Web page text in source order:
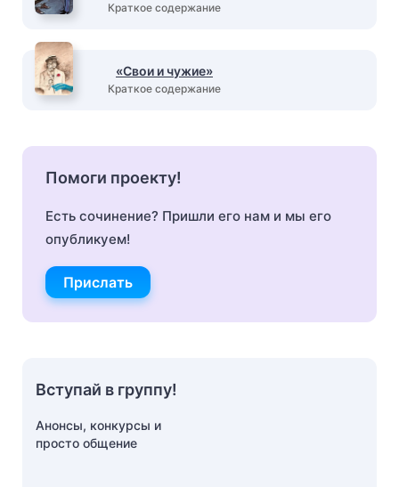
Краткое содержание
«Свои и чужие»
Краткое содержание
Помоги проекту!
Есть сочинение? Пришли его нам и мы его
опубликуем!
Прислать
Вступай в группу!
Анонсы, конкурсы и
просто общение